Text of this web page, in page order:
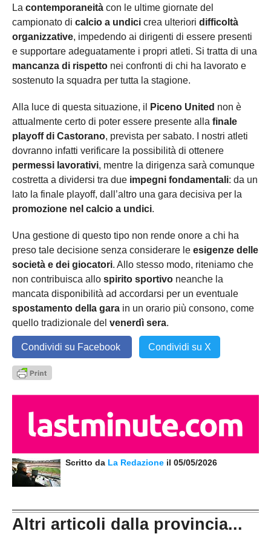
La contemporaneità con le ultime giornate del
campionato di calcio a undici crea ulteriori difficoltà
organizzative, impedendo ai dirigenti di essere presenti
e supportare adeguatamente i propri atleti. Si tratta di una
mancanza di rispetto nei confronti di chi ha lavorato e
sostenuto la squadra per tutta la stagione.
Alla luce di questa situazione, il Piceno United non è
attualmente certo di poter essere presente alla finale
playoff di Castorano, prevista per sabato. I nostri atleti
dovranno infatti verificare la possibilità di ottenere
permessi lavorativi, mentre la dirigenza sarà comunque
costretta a dividersi tra due impegni fondamentali: da un
lato la finale playoff, dall’altro una gara decisiva per la
promozione nel calcio a undici.
Una gestione di questo tipo non rende onore a chi ha
preso tale decisione senza considerare le esigenze delle
società e dei giocatori. Allo stesso modo, riteniamo che
non contribuisca allo spirito sportivo neanche la
mancata disponibilità ad accordarsi per un eventuale
spostamento della gara in un orario più consono, come
quello tradizionale del venerdì sera.
Condividi su Facebook Condividi su X
Scritto da La Redazione il 05/05/2026
Altri articoli dalla provincia...